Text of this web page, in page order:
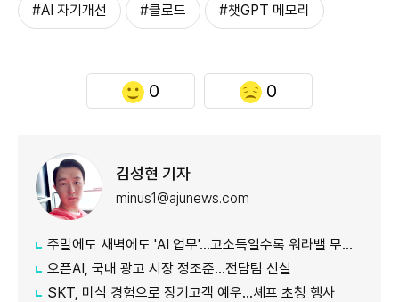
#AI 자기개선 #클로드 #챗GPT 메모리
0 0
김성현 기자
minus1@ajunews.com
주말에도 새벽에도 'AI 업무'…고소득일수록 워라밸 무너졌다
오픈AI, 국내 광고 시장 정조준…전담팀 신설
SKT, 미식 경험으로 장기고객 예우…셰프 초청 행사